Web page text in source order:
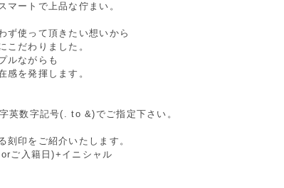
マートで上品な佇まい。
ず使って頂きたい想いから
こだわりました。
ルながらも
感を発揮します。
英数字記号(. to &)でご指定下さい。
刻印をご紹介いたします。
ご入籍日)+イニシャル